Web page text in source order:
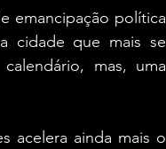
emancipação política
cidade que mais se
mas, uma
acelera ainda mais o